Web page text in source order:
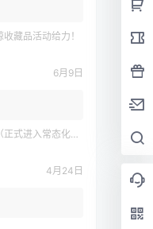
藏品活动给力！
6月9日
进入常态化运营）
4月24日